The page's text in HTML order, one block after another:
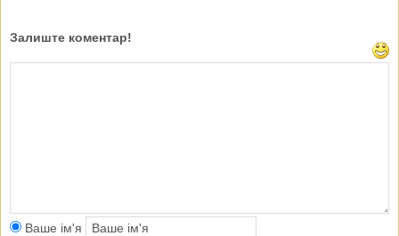
Залиште коментар!
Ваше ім'я